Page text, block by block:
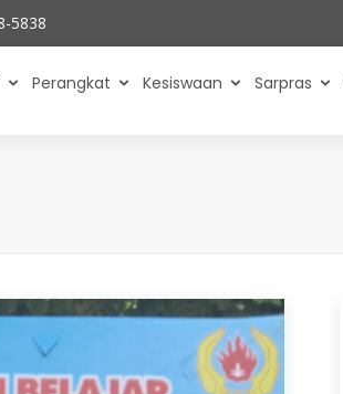
5838
Perangkat Kesiswaan Sarpras